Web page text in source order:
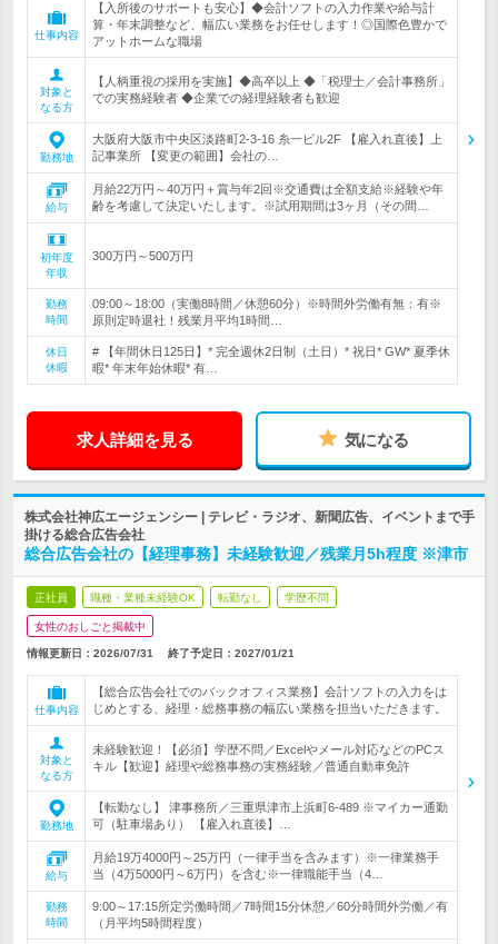
仕事内容
【入所後のサポートも安心】◆会計ソフトの入力作業や給与計
算・年末調整など、幅広い業務をお任せします！◎国際色豊かで
アットホームな職場
対象と
なる方
【人柄重視の採用を実施】◆高卒以上 ◆「税理士／会計事務所」
での実務経験者 ◆企業での経理経験者も歓迎
勤務地
大阪府大阪市中央区淡路町2-3-16 糸一ビル2F 【雇入れ直後】上
記事業所 【変更の範囲】会社の…
給与
月給22万円～40万円＋賞与年2回※交通費は全額支給※経験や年
齢を考慮して決定いたします。※試用期間は3ヶ月（その間…
初年度
年収
300万円～500万円
勤務
時間
09:00～18:00（実働8時間／休憩60分）※時間外労働有無：有※
原則定時退社！残業月平均1時間…
休日
休暇
# 【年間休日125日】* 完全週休2日制（土日）* 祝日* GW* 夏季休
暇* 年末年始休暇* 有…
求人詳細を見る 気になる
株式会社神広エージェンシー | テレビ・ラジオ、新聞広告、イベントまで手
掛ける総合広告会社
総合広告会社の【経理事務】未経験歓迎／残業月5h程度 ※津市
正社員 職種・業種未経験OK 転勤なし 学歴不問
女性のおしごと掲載中
情報更新日：2026/07/31 終了予定日： 2027/01/21
仕事内容
【総合広告会社でのバックオフィス業務】会計ソフトの入力をは
じめとする、経理・総務事務の幅広い業務を担当いただきます。
対象と
なる方
未経験歓迎！【必須】学歴不問／Excelやメール対応などのPCス
キル【歓迎】経理や総務事務の実務経験／普通自動車免許
勤務地
【転勤なし】 津事務所／三重県津市上浜町6-489 ※マイカー通勤
可（駐車場あり） 【雇入れ直後】…
給与
月給19万4000円～25万円（一律手当を含みます）※一律業務手
当（4万5000円～6万円）を含む※一律職能手当（4…
勤務
時間
9:00～17:15所定労働時間／7時間15分休憩／60分時間外労働／有
（月平均5時間程度）